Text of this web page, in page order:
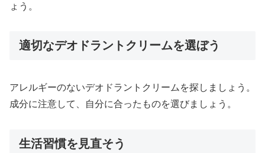
ょう。
適切なデオドラントクリームを選ぼう
アレルギーのないデオドラントクリームを探しましょう。
成分に注意して、自分に合ったものを選びましょう。
生活習慣を見直そう